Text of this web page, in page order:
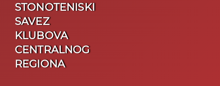
STONOTENISKI
SAVEZ
KLUBOVA
CENTRALNOG
REGIONA